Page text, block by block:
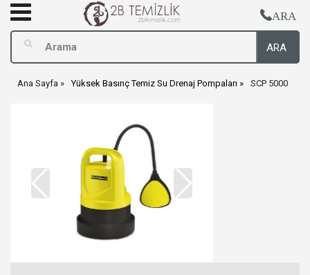
ARA
ARA
Ana Sayfa Yüksek Basınç Temiz Su Drenaj Pompaları SCP 5000